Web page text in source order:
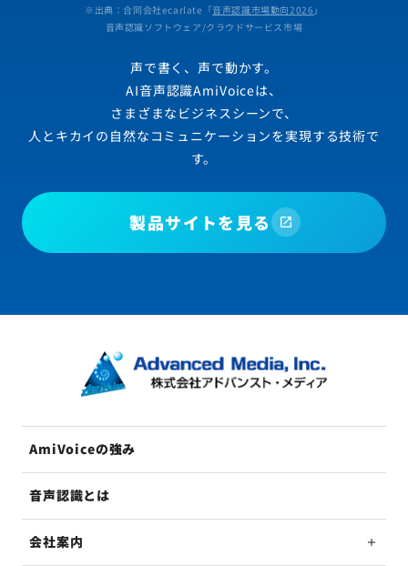
※出典：合同会社ecarlate「音声認識市場動向2026 」
音声認識ソフトウェア/クラウドサービス市場
声で書く、声で動かす。
AI音声認識AmiVoiceは、
さまざまなビジネスシーンで、
人とキカイの自然なコミュニケーションを実現する技術で
す。
製品サイトを見る
AmiVoiceの強み
音声認識とは
会社案内